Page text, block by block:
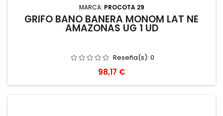
MARCA: PROCOTA 29
GRIFO BAÑO BAÑERA MONOM LAT NE
AMAZONAS UG 1 UD
Reseña(s): 0
Precio
98,17 €